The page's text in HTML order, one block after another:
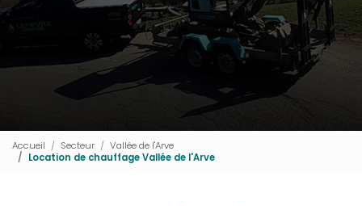
Accueil Secteur
Vallée de l'Arve
Location de chauffage Vallée de l'Arve